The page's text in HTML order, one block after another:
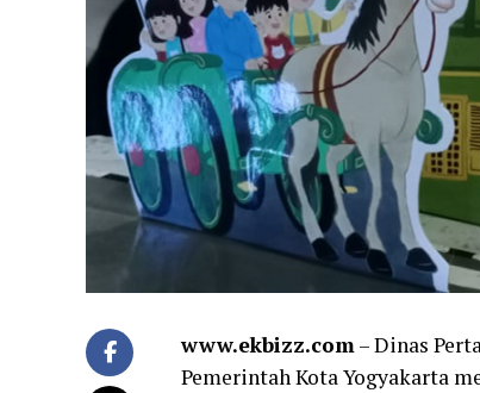
www.ekbizz.com– Dinas
Pemerintah Kota Yogyakarta